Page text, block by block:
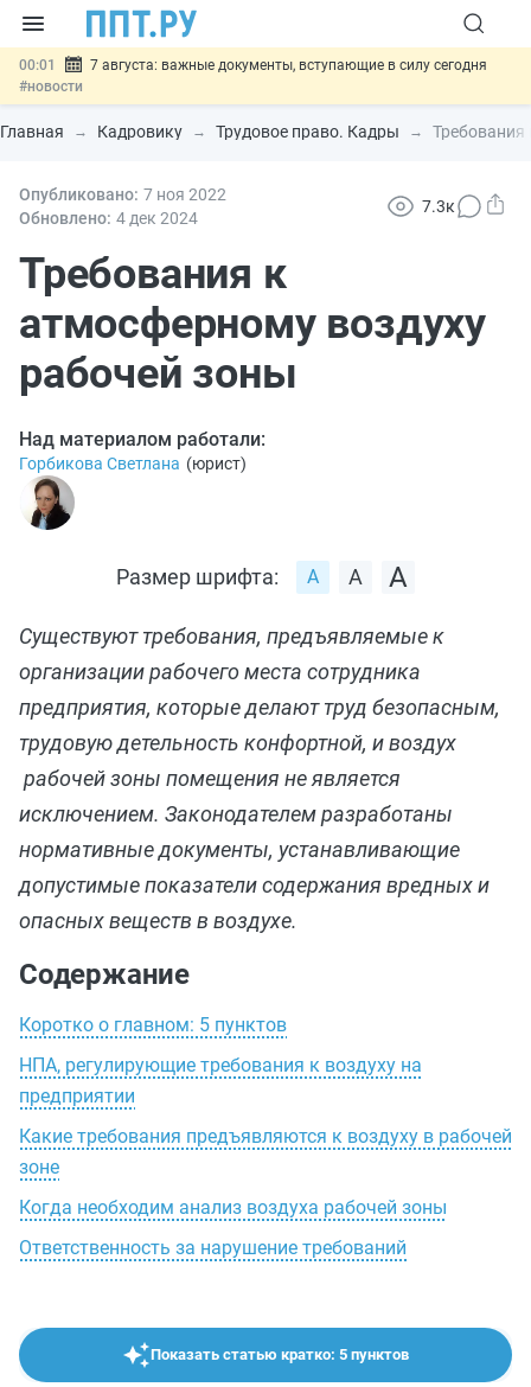
00:01
7 августа: важные документы, вступающие в силу сегодня
#новости
06.08 Минпромторг предложил запретить смешанные лоты
электроники в госзакупках
#новости
06.08 Возврат денег за риелторские услуги при недействительных
сделках: инициатива#новости
банковской гарантией
Главная Кадровику Трудовое право. Кадры Требования
Опубликовано: 7 ноя 2022
Обновлено: 4 дек 2024
7.3к
Требования к
атмосферному воздуху
рабочей зоны
Над материалом работали:
Горбикова Светлана (юрист)
Размер шрифта:
Существуют требования, предъявляемые к
организации рабочего места сотрудника
предприятия, которые делают труд безопасным,
трудовую детельность конфортной, и воздух
рабочей зоны помещения не является
исключением. Законодателем разработаны
нормативные документы, устанавливающие
допустимые показатели содержания вредных и
опасных веществ в воздухе.
Содержание
Коротко о главном: 5 пунктов
НПА, регулирующие требования к воздуху на
предприятии
Какие требования предъявляются к воздуху в рабочей
зоне
Когда необходим анализ воздуха рабочей зоны
Ответственность за нарушение требований
Показать статью кратко: 5 пунктов